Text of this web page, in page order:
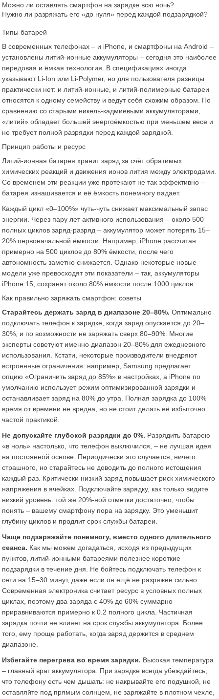
Можно ли оставлять смартфон на зарядке всю ночь?
Нужно ли разряжать его «до нуля» перед каждой подзарядкой?
Типы батарей
В современных телефонах – и iPhone, и смартфоны на Android –
установлены литий-ионные аккумуляторы – сегодня это наиболее
передовая и ёмкая технология​. В спецификациях иногда
указывают Li-Ion или Li-Polymer, но для пользователя разницы
практически нет: и литий-ионные, и литий-полимерные батареи
относятся к одному семейству и ведут себя схожим образом​. По
сравнению со старыми никель-кадмиевыми аккумуляторами,
«литий» обладает большей энергоёмкостью при меньшем весе и
не требует полной разрядки перед каждой зарядкой.
Принцип работы и ресурс
Литий-ионная батарея хранит заряд за счёт обратимых
химических реакций и движения ионов лития между электродами.
Со временем эти реакции уже протекают не так эффективно –
батарея изнашивается и её ёмкость понемногу падает.
Каждый цикл «0–100%» чуть-чуть снижает максимальный запас
энергии. Через пару лет активного использования – около 500
полных циклов заряд-разряд – аккумулятор может потерять 15–
20% первоначальной ёмкости. Например, iPhone рассчитан
примерно на 500 циклов до 80% ёмкости, после чего
автономность заметно снижается​. Однако некоторые новые
модели уже превосходят эти показатели – так, аккумуляторы
iPhone 15, сохранят около 80% ёмкости после 1000 циклов.
Как правильно заряжать смартфон: советы
Старайтесь держать заряд в диапазоне 20–80%. Оптимально
подключать телефон к зарядке, когда заряд опускается до 20–
30%, и по возможности не заряжать сверх 80–90%. Многие
эксперты советуют именно диапазон 20–80% для ежедневного
использования​. Кстати, некоторые производители внедряют
встроенные ограничения: например, Samsung предлагает
опцию «Ограничить заряд до 85%» в настройках, а iPhone по
умолчанию использует режим оптимизированной зарядки и
останавливает заряд на 80% до утра. Полная зарядка до 100%
время от времени не вредна, но не стоит делать её избыточно
частой практикой.
Не допускайте глубокой разрядки до 0%. Разрядить батарею
«в ноль» настолько, что телефон выключился, – не лучшая идея
на постоянной основе. Периодически это случается, ничего
страшного, но старайтесь не доводить до полного истощения
каждый раз. Критически низкий заряд повышает риск химического
напряжения в ячейках. Подключайте зарядку, как только видите
низкий уровень: той же 20%-ной отметки достаточно, чтобы
понять – вашему смартфону пора на зарядку. Это уменьшит
глубину циклов и продлит срок службы батареи.
Чаще подзаряжайте понемногу, вместо одного длительного
сеанса. Как мы можем догадаться, исходя из предыдущих
пунктов, литий-ионными батареями полезнее короткие
подзарядки в течение дня. Не бойтесь подключать телефон к
сети на 15–30 минут, даже если он ещё не разряжен сильно.
Современная электроника считает ресурс в условных полных
циклах, поэтому два заряда с 40% до 60% суммарно
приравниваются примерно к 0.2 полного цикла. Частичная
зарядка почти не влияет на срок службы аккумулятора. Более
того, ему проще работать, когда заряд держится в среднем
диапазоне.
Избегайте перегрева во время зарядки. Высокая температура
– главный враг аккумулятора​. При зарядке всегда убеждайтесь,
что телефону есть чем дышать: не накрывайте его подушкой, не
оставляйте под прямым солнцем, не заряжайте в плотном чехле,